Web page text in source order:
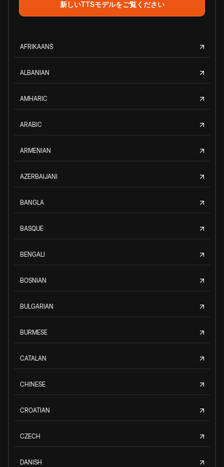
新しいTTSモデルをご覧ください
AFRIKAANS
ALBANIAN
AMHARIC
ARABIC
ARMENIAN
AZERBAIJANI
BANGLA
BASQUE
BENGALI
BOSNIAN
BULGARIAN
BURMESE
CATALAN
CHINESE
CROATIAN
CZECH
DANISH